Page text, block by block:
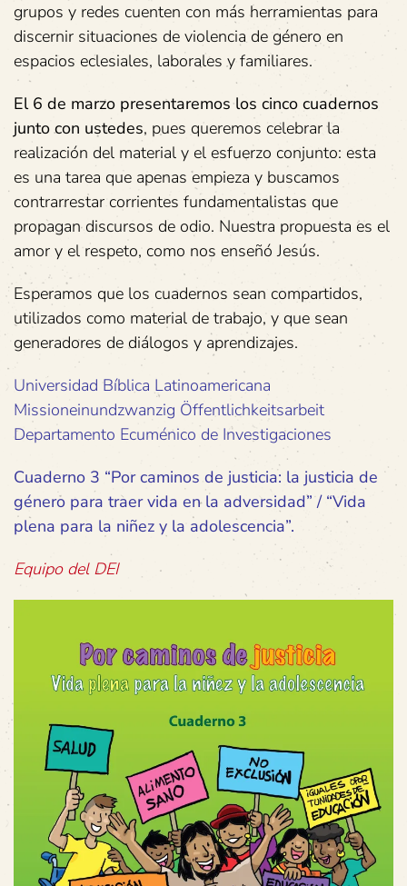
grupos y redes cuenten con más herramientas para
discernir situaciones de violencia de género en
espacios eclesiales, laborales y familiares.
El 6 de marzo presentaremos los cinco cuadernos
junto con ustedes, pues queremos celebrar la
realización del material y el esfuerzo conjunto: esta
es una tarea que apenas empieza y buscamos
contrarrestar corrientes fundamentalistas que
propagan discursos de odio. Nuestra propuesta es el
amor y el respeto, como nos enseñó Jesús.
Esperamos que los cuadernos sean compartidos,
utilizados como material de trabajo, y que sean
generadores de diálogos y aprendizajes.
Universidad Bíblica Latinoamericana
Missioneinundzwanzig Öffentlichkeitsarbeit
Departamento Ecuménico de Investigaciones
Cuaderno 3 “Por caminos de justicia: la justicia de
género para traer vida en la adversidad” / “Vida
plena para la niñez y la adolescencia”.
Equipo del DEI